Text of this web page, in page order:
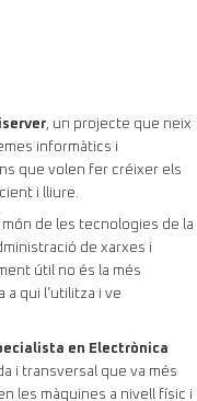
, un projecte que neix
informàtics i
que volen fer créixer els
i lliure.
de les tecnologies de la
de xarxes i
útil no és la més
a qui l’utilitza i ve
en Electrònica
i transversal que va més
les màquines a nivell físic i